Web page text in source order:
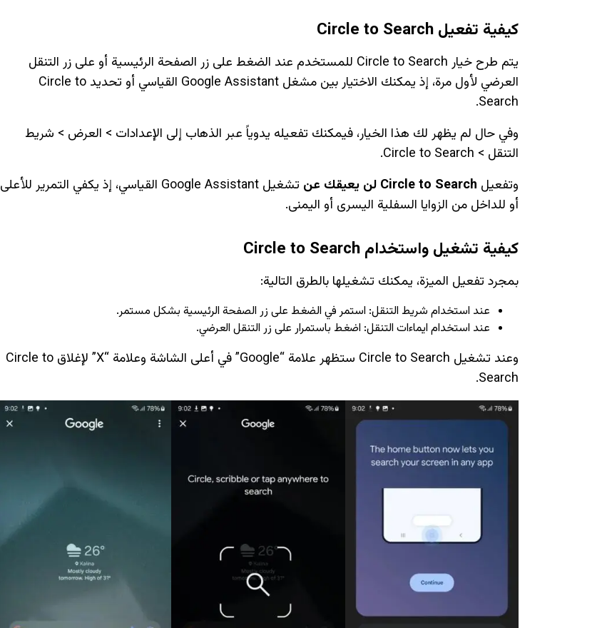
كيفية تفعيل Circle to Search
يتم طرح خيار Circle to Search للمستخدم عند الضغط على زر الصفحة الرئيسية أو على زر التنقل
العرضي لأول مرة، إذ يمكنك الاختيار بين مشغل Google Assistant القياسي أو تحديد Circle to
Search.
وفي حال لم يظهر لك هذا الخيار، فيمكنك تفعيله يدوياً عبر الذهاب إلى الإعدادات > العرض > شريط
التنقل > Circle to Search.
وتفعيل Circle to Search لن يعيقك عن
تشغيل Google Assistant القياسي، إذ يكفي التمرير للأعلى
أو للداخل من الزوايا السفلية اليسرى أو اليمنى.
كيفية تشغيل واستخدام Circle to Search
بمجرد تفعيل الميزة، يمكنك تشغيلها بالطرق التالية:
عند استخدام شريط التنقل: استمر في الضغط على زر الصفحة الرئيسية بشكل مستمر.
عند استخدام ايماءات التنقل: اضغط باستمرار على زر التنقل العرضي.
وعند تشغيل Circle to Search ستظهر علامة “Google” في أعلى الشاشة وعلامة “X” لإغلاق Circle to
Search.